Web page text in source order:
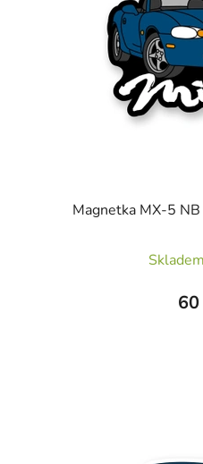
Magnetka MX-5
Skladem
60